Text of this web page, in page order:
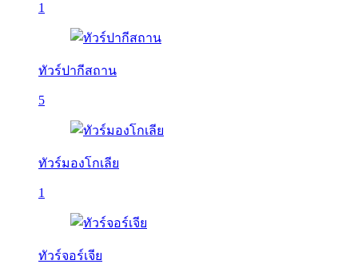
1
ทัวร์ปากีสถาน
5
ทัวร์มองโกเลีย
1
ทัวร์จอร์เจีย